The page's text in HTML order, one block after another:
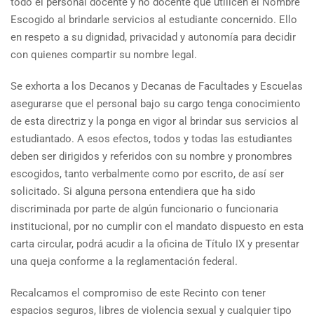
Escogido al brindarle servicios al estudiante concernido. Ello
en respeto a su dignidad, privacidad y autonomía para decidir
con quienes compartir su nombre legal.
Se exhorta a los Decanos y Decanas de Facultades y Escuelas
asegurarse que el personal bajo su cargo tenga conocimiento
de esta directriz y la ponga en vigor al brindar sus servicios al
estudiantado. A esos efectos, todos y todas las estudiantes
deben ser dirigidos y referidos con su nombre y pronombres
escogidos, tanto verbalmente como por escrito, de así ser
solicitado. Si alguna persona entendiera que ha sido
discriminada por parte de algún funcionario o funcionaria
institucional, por no cumplir con el mandato dispuesto en esta
carta circular, podrá acudir a la oficina de Título IX y presentar
una queja conforme a la reglamentación federal.
Recalcamos el compromiso de este Recinto con tener
espacios seguros, libres de violencia sexual y cualquier tipo